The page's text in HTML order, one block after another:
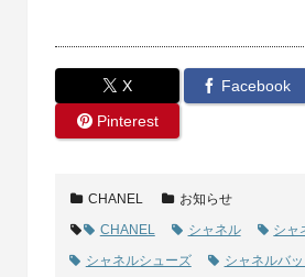
X Facebook
Pinterest
CHANEL
お知らせ
CHANEL
シャネル
シャ
シャネルシューズ
シャネルバ